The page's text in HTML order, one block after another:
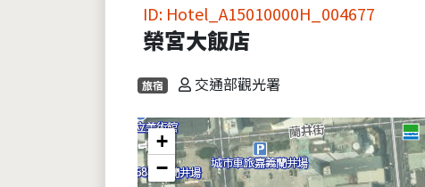
ID: Hotel_A15010000H_004677
榮宮大飯店
旅宿 交通部觀光署
+
−